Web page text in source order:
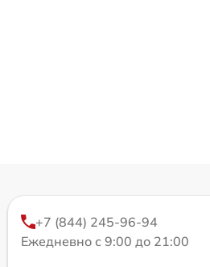
+7 (844) 245-96-94
Ежедневно с 9:00 до 21:00